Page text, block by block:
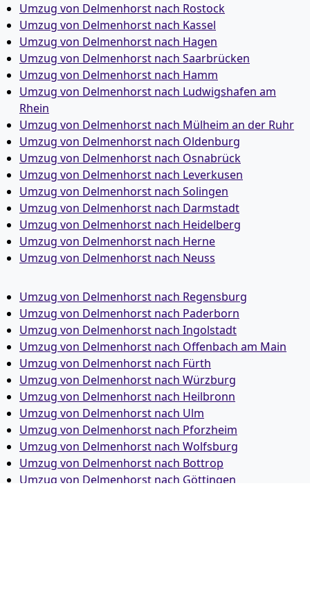
Umzug von Delmenhorst nach Rostock
Umzug von Delmenhorst nach Kassel
Umzug von Delmenhorst nach Hagen
Umzug von Delmenhorst nach Saarbrücken
Umzug von Delmenhorst nach Hamm
Umzug von Delmenhorst nach Ludwigshafen am
Rhein
Umzug von Delmenhorst nach Mülheim an der Ruhr
Umzug von Delmenhorst nach Oldenburg
Umzug von Delmenhorst nach Osnabrück
Umzug von Delmenhorst nach Leverkusen
Umzug von Delmenhorst nach Solingen
Umzug von Delmenhorst nach Darmstadt
Umzug von Delmenhorst nach Heidelberg
Umzug von Delmenhorst nach Herne
Umzug von Delmenhorst nach Neuss
Umzug von Delmenhorst nach Regensburg
Umzug von Delmenhorst nach Paderborn
Umzug von Delmenhorst nach Ingolstadt
Umzug von Delmenhorst nach Offenbach am Main
Umzug von Delmenhorst nach Fürth
Umzug von Delmenhorst nach Würzburg
Umzug von Delmenhorst nach Heilbronn
Umzug von Delmenhorst nach Ulm
Umzug von Delmenhorst nach Pforzheim
Umzug von Delmenhorst nach Wolfsburg
Umzug von Delmenhorst nach Bottrop
Umzug von Delmenhorst nach Göttingen